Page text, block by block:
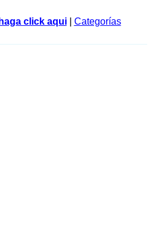
click aqui| Categorías